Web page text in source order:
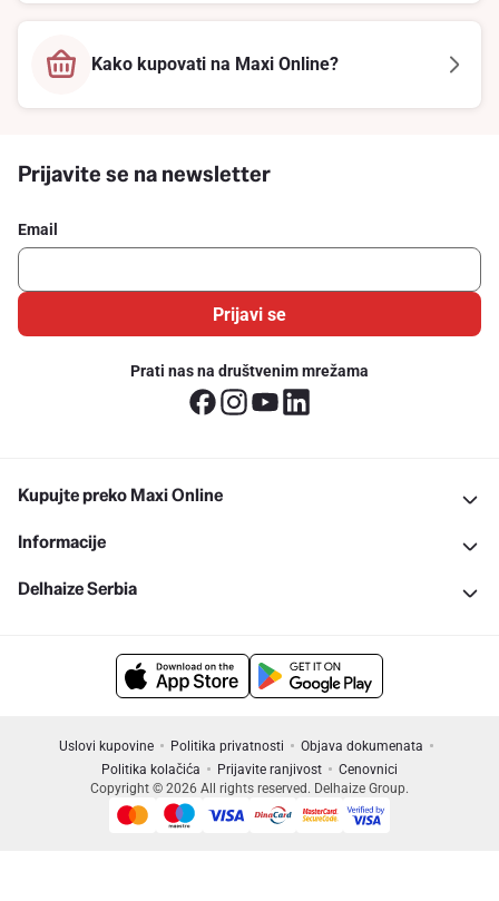
Kako kupovati na Maxi Online?
Prijavite se na newsletter
Email
Prijavi se
Prati nas na društvenim mrežama
Kupujte preko Maxi Online
Informacije
Delhaize Serbia
Uslovi kupovine Politika privatnosti
Objava dokumenata
Politika kolačića
Prijavite ranjivost
Cenovnici
Copyright © 2026 All rights reserved. Delhaize Group.